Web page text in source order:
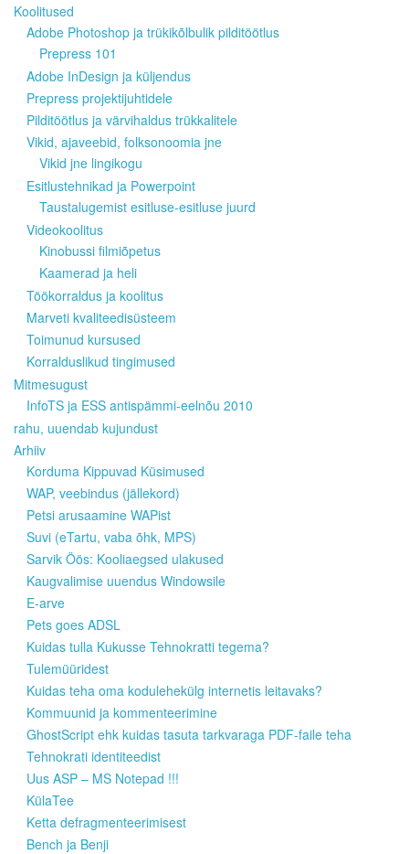
Koolitused
Adobe Photoshop ja trükikõlbulik pilditöötlus
Prepress 101
Adobe InDesign ja küljendus
Prepress projektijuhtidele
Pilditöötlus ja värvihaldus trükkalitele
Vikid, ajaveebid, folksonoomia jne
Vikid jne lingikogu
Esitlustehnikad ja Powerpoint
Taustalugemist esitluse-esitluse juurd
Videokoolitus
Kinobussi filmiõpetus
Kaamerad ja heli
Töökorraldus ja koolitus
Marveti kvaliteedisüsteem
Toimunud kursused
Korralduslikud tingimused
Mitmesugust
InfoTS ja ESS antispämmi-eelnõu 2010
rahu, uuendab kujundust
Arhiiv
Korduma Kippuvad Küsimused
WAP, veebindus (jällekord)
Petsi arusaamine WAPist
Suvi (eTartu, vaba õhk, MPS)
Sarvik Öös: Kooliaegsed ulakused
Kaugvalimise uuendus Windowsile
E-arve
Pets goes ADSL
Kuidas tulla Kukusse Tehnokratti tegema?
Tulemüüridest
Kuidas teha oma kodulehekülg internetis leitavaks?
Kommuunid ja kommenteerimine
GhostScript ehk kuidas tasuta tarkvaraga PDF-faile teha
Tehnokrati identiteedist
Uus ASP – MS Notepad !!!
KülaTee
Ketta defragmenteerimisest
Bench ja Benji